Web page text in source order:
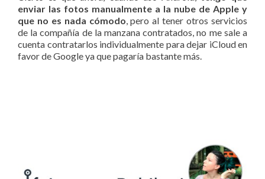
enviar las fotos manualmente a la nube de Apple y
que no es nada cómodo, pero al tener otros servicios
de la compañía de la manzana contratados, no me sale a
cuenta contratarlos individualmente para dejar iCloud en
favor de Google ya que pagaría bastante más.